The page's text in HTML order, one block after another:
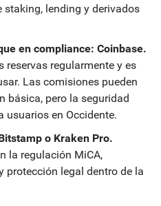
staking, lending y derivados
en compliance: Coinbase.
reservas regularmente y es
Las comisiones pueden
básica, pero la seguridad
usuarios en Occidente.
o Kraken Pro.
la regulación MiCA,
protección legal dentro de la